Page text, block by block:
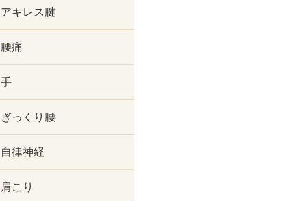
アキレス腱
腰痛
手
ぎっくり腰
自律神経
肩こり